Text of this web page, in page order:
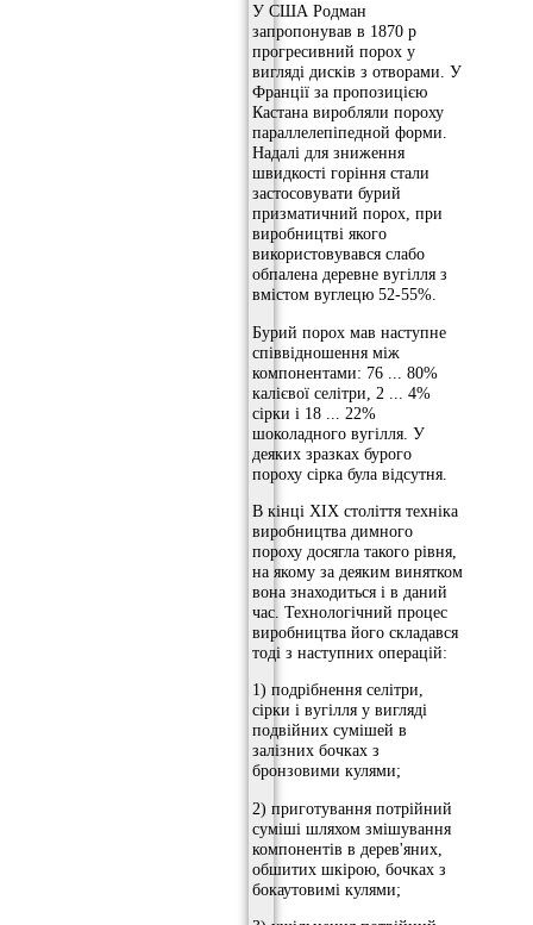
У США Родман
запропонував в 1870 р
прогресивний порох у
вигляді дисків з отворами. У
Франції за пропозицією
Кастана виробляли пороху
параллелепіпедной форми.
Надалі для зниження
швидкості горіння стали
застосовувати бурий
призматичний порох, при
виробництві якого
використовувався слабо
обпалена деревне вугілля з
вмістом вуглецю 52-55%.
Бурий порох мав наступне
співвідношення між
компонентами: 76 ... 80%
калієвої селітри, 2 ... 4%
сірки і 18 ... 22%
шоколадного вугілля. У
деяких зразках бурого
пороху сірка була відсутня.
В кінці XIX століття техніка
виробництва димного
пороху досягла такого рівня,
на якому за деяким винятком
вона знаходиться і в даний
час. Технологічний процес
виробництва його складався
тоді з наступних операцій:
1) подрібнення селітри,
сірки і вугілля у вигляді
подвійних сумішей в
залізних бочках з
бронзовими кулями;
2) приготування потрійний
суміші шляхом змішування
компонентів в дерев'яних,
обшитих шкірою, бочках з
бокаутовимі кулями;